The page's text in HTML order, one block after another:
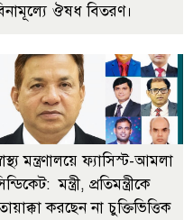
ঔষধ বিতরণ।
মন্ত্রণালয়ে ফ্যাসিস্ট-আমলা
মন্ত্রী, প্রতিমন্ত্রীকে
করছেন না চুক্তিভিত্তিক